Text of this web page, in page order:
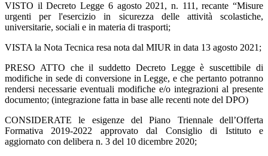
VISTO il Decreto Legge 6 agosto 2021, n. 111, recante “Misure
urgenti per l'esercizio in sicurezza delle attività scolastiche,
universitarie, sociali e in materia di trasporti;
VISTA la Nota Tecnica resa nota dal MIUR in data 13 agosto 2021;
PRESO ATTO che il suddetto Decreto Legge è suscettibile di
modifiche in sede di conversione in Legge, e che pertanto potranno
rendersi necessarie eventuali modifiche e/o integrazioni al presente
documento; (integrazione fatta in base alle recenti note del DPO)
CONSIDERATE le esigenze del Piano Triennale dell’Offerta
Formativa 2019-2022 approvato dal Consiglio di Istituto e
aggiornato con delibera n. 3 del 10 dicembre 2020;